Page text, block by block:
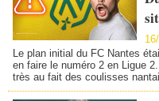
Le plan initial du FC Nantes
en faire le numéro 2 en Ligue
très au fait des coulisses